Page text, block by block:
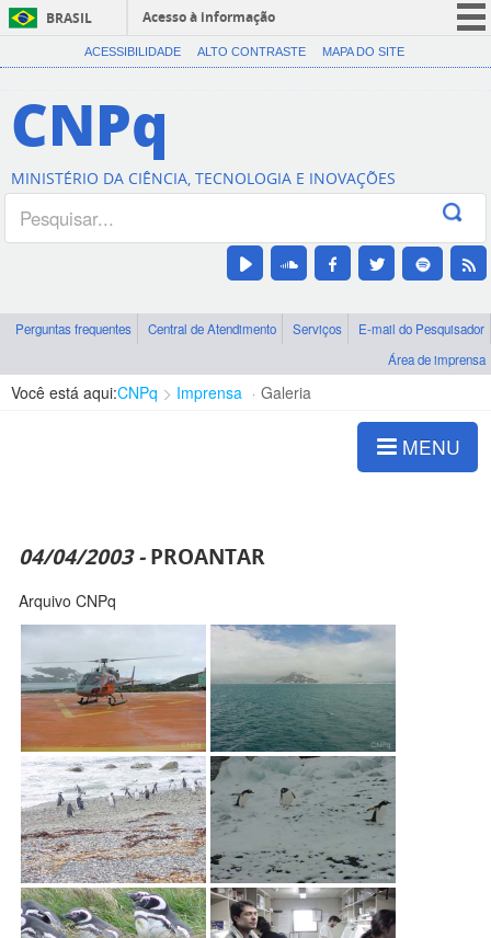
BRASIL
Acesso à informação
CORONAVÍRUS (COVID-19)
Canais
ACESSIBILIDADE ALTO CONTRASTE MAPA DO SITE
CNPq
MINISTÉRIO DA CIÊNCIA, TECNOLOGIA E INOVAÇÕES
Perguntas frequentes Central de Atendimento Serviços
E-mail do Pesquisador
Área de imprensa
Você está aqui:CNPq Imprensa Galeria
MENU
04/04/2003 -PROANTAR
Arquivo CNPq